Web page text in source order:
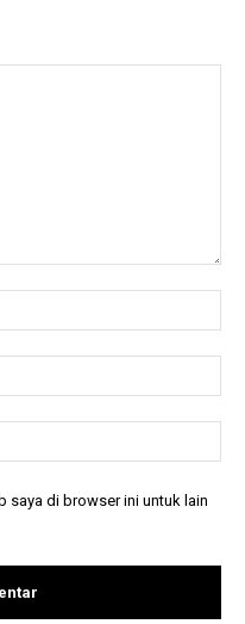
saya di browser ini untuk lain